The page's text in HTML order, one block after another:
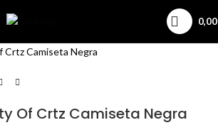
Of Crtz Camiseta Negra